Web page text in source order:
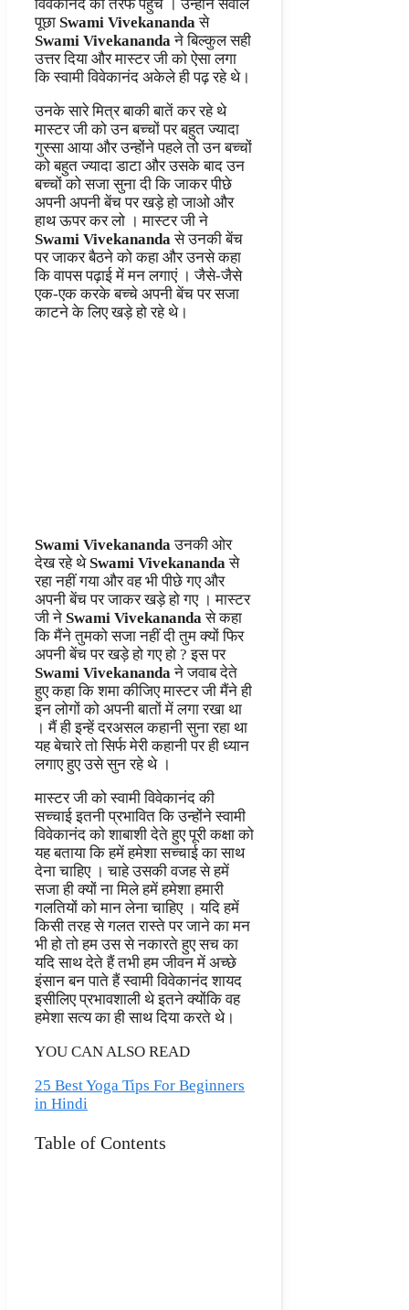
विवेकानंद की तरफ पहुंचे । उन्होंने सवाल
पूछा Swami Vivekanandaसे
Swami Vivekanandaने बिल्कुल सही
उत्तर दिया और मास्टर जी को ऐसा लगा
कि स्वामी विवेकानंद अकेले ही पढ़ रहे थे।
उनके सारे मित्र बाकी बातें कर रहे थे
मास्टर जी को उन बच्चों पर बहुत ज्यादा
गुस्सा आया और उन्होंने पहले तो उन बच्चों
को बहुत ज्यादा डाटा और उसके बाद उन
बच्चों को सजा सुना दी कि जाकर पीछे
अपनी अपनी बेंच पर खड़े हो जाओ और
हाथ ऊपर कर लो । मास्टर जी ने
Swami Vivekanandaसे उनकी बेंच
पर जाकर बैठने को कहा और उनसे कहा
कि वापस पढ़ाई में मन लगाएं । जैसे-जैसे
एक-एक करके बच्चे अपनी बेंच पर सजा
काटने के लिए खड़े हो रहे थे।
Swami Vivekanandaउनकी ओर
देख रहे थे Swami Vivekanandaसे
रहा नहीं गया और वह भी पीछे गए और
अपनी बेंच पर जाकर खड़े हो गए । मास्टर
जी ने Swami Vivekanandaसे कहा
कि मैंने तुमको सजा नहीं दी तुम क्यों फिर
अपनी बेंच पर खड़े हो गए हो ? इस पर
Swami Vivekanandaने जवाब देते
हुए कहा कि शमा कीजिए मास्टर जी मैंने ही
इन लोगों को अपनी बातों में लगा रखा था
। मैं ही इन्हें दरअसल कहानी सुना रहा था
यह बेचारे तो सिर्फ मेरी कहानी पर ही ध्यान
लगाए हुए उसे सुन रहे थे ।
मास्टर जी को स्वामी विवेकानंद की
सच्चाई इतनी प्रभावित कि उन्होंने स्वामी
विवेकानंद को शाबाशी देते हुए पूरी कक्षा को
यह बताया कि हमें हमेशा सच्चाई का साथ
देना चाहिए । चाहे उसकी वजह से हमें
सजा ही क्यों ना मिले हमें हमेशा हमारी
गलतियों को मान लेना चाहिए । यदि हमें
किसी तरह से गलत रास्ते पर जाने का मन
भी हो तो हम उस से नकारते हुए सच का
यदि साथ देते हैं तभी हम जीवन में अच्छे
इंसान बन पाते हैं स्वामी विवेकानंद शायद
इसीलिए प्रभावशाली थे इतने क्योंकि वह
हमेशा सत्य का ही साथ दिया करते थे।
YOU CAN ALSO READ
25 Best Yoga Tips For Beginners
in Hindi
Table of Contents